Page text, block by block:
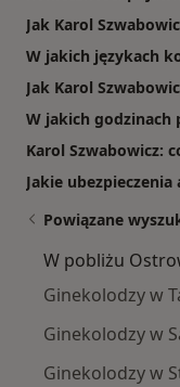
Jak Karol
W jakich językach
Jak Karol
W jakich godzinach
Karol Szwabowicz:
Jakie
Powiązane
W pobliżu
Ginekolodzy w
Ginekolodzy w
Ginekolodzy w